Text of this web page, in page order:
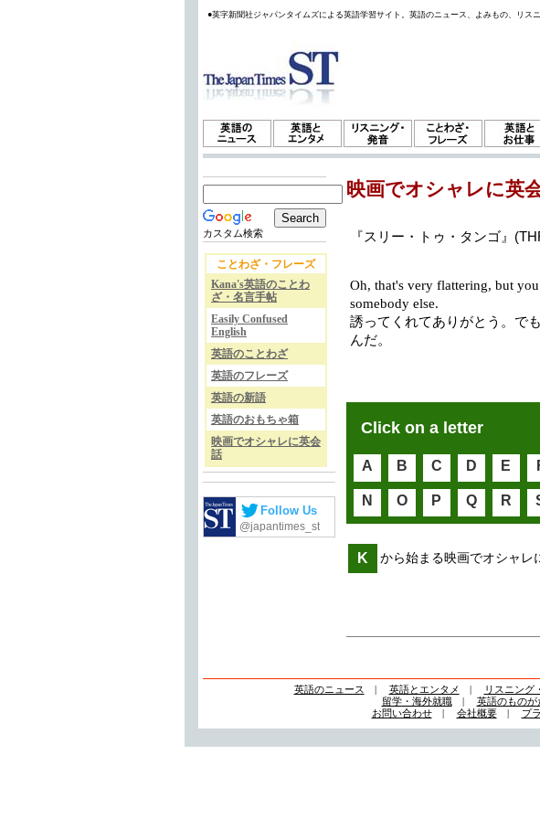
●英字新聞社ジャパンタイムズによる英語学習サイト。英語のニュース、よみもの、リス
カスタム検索
ことわざ・フレーズ
Kana's英語のことわ
ざ・名言手帖
Easily Confused
English
英語のことわざ
英語のフレーズ
英語の新語
英語のおもちゃ箱
映画でオシャレに英会
話
Follow Us
@japantimes_st
映画でオシャレに英
『スリー・トゥ・タンゴ』
Oh, that's very flattering, but
somebody else.
誘ってくれてありがとう。で
んだ。
Click on a letter
A B C D E
N O P Q R
K から始まる映画でオシャレ
英語のニュース | 英語とエンタメ | リスニング
留学・海外就職| 英語のものが
お問い合わせ| 会社概要| プ